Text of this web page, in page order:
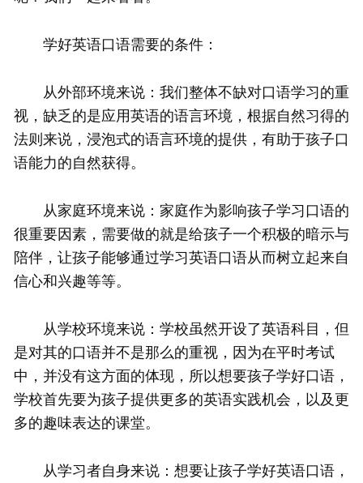
学好英语口语需要的条件：
从外部环境来说：我们整体不缺对口语学习的重
视，缺乏的是应用英语的语言环境，根据自然习得的
法则来说，浸泡式的语言环境的提供，有助于孩子口
语能力的自然获得。
从家庭环境来说：家庭作为影响孩子学习口语的
很重要因素，需要做的就是给孩子一个积极的暗示与
陪伴，让孩子能够通过学习英语口语从而树立起来自
信心和兴趣等等。
从学校环境来说：学校虽然开设了英语科目，但
是对其的口语并不是那么的重视，因为在平时考试
中，并没有这方面的体现，所以想要孩子学好口语，
学校首先要为孩子提供更多的英语实践机会，以及更
多的趣味表达的课堂。
从学习者自身来说：想要让孩子学好英语口语，